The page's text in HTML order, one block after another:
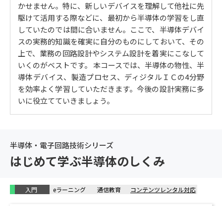
ラス / 成膜法 / リソグラフィー / エッチング / 集積回路
の構造 / リードフレーム / ワイヤボンディング
4. デジタルIC（半導体集積回路であるディジタルICの種
類と働き）
ＮＯＴ / ＡＮＤ / ＯＲ / ＮＡＮＤ / RS-フリップフロッ
プ / D-フリップフロップ / JK-フリップフロップ / エン
コーダ / デコーダ / PLD / FPGA / ゲートアレイ / LSI
かせません。特に、新しいデバイスを理解して他社に先
駆けて活用する際などに、最初から半導体の学習をし直
していたのでは間に合いません。ここで、半導体デバイ
スの実務的知識を確実に自分のものにしておいて、その
上で、業務の回路設計やシステム設計を着実にこなして
いくのがベストです。 本コースでは、半導体の物性、半
導体デバイス、製造プロセス、ディジタルＩＣの4分野
を効率よく学習していただきます。今後の設計実務に多
いに役立てていきましょう。
半導体・電子回路技術シリーズ
はじめて学ぶ半導体のしくみ
入門 eラーニング 通信教育 コンテンツレンタル対応